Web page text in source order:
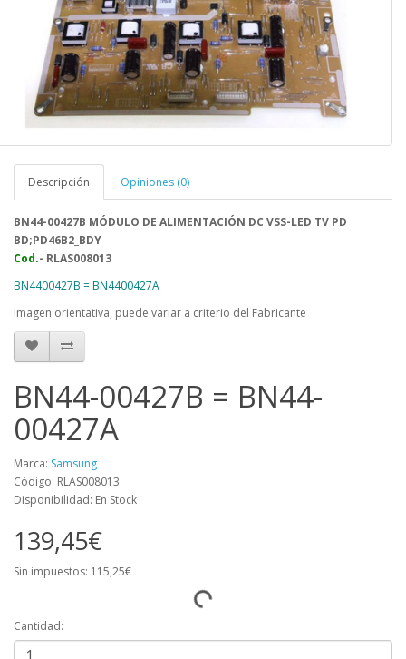
Descripción Opiniones (0)
BN44-00427B MÓDULO DE ALIMENTACIÓN DC VSS-LED TV PD
BD;PD46B2_BDY
Cod.- RLAS008013
BN4400427B = BN4400427A
Imagen orientativa, puede variar a criterio del Fabricante
BN44-00427B = BN44-
00427A
Marca: Samsung
Código: RLAS008013
Disponibilidad: En Stock
139,45€
Sin impuestos: 115,25€
Cantidad: